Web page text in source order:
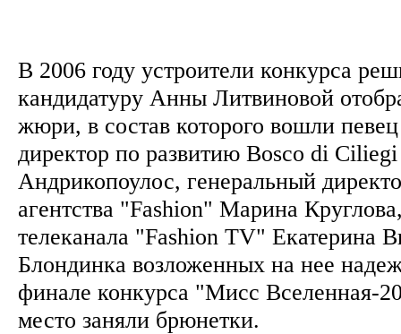
В 2006 году устроители конкурса
кандидатуру Анны Литвиновой
жюри, в состав которого вошли
директор по развитию Bosco di
Андрикопоулос, генеральный
агентства "Fashion" Марина
телеканала "Fashion TV" Екатерина
Блондинка возложенных на нее
финале конкурса "Мисс Вселенная-
место заняли брюнетки.